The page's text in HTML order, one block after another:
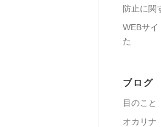
防止に関
WEBサイ
た
ブログ
目のこと
オカリナ